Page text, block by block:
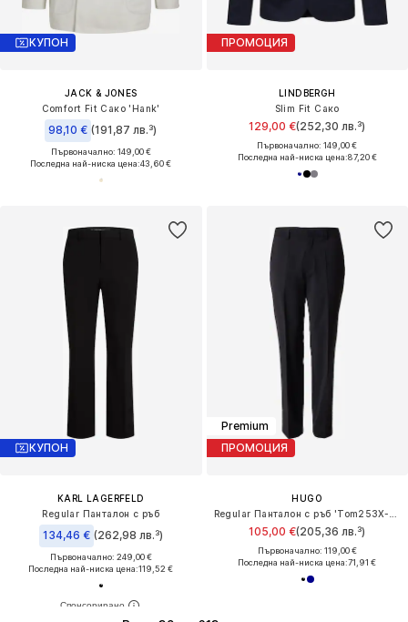
КУПОН
JACK & JONES
Comfort Fit Сако 'Hank'
98,10 € (191,87 лв.³)
Първоначално: 149,00 €
Последна най-ниска цена:43,60 €
ПРОМОЦИЯ
LINDBERGH
Slim Fit Сако
129,00 €(252,30 лв.³)
Първоначално: 149,00 €
Последна най-ниска цена:87,20 €
КУПОН
KARL LAGERFELD
Regular Панталон с ръб
134,46 € (262,98 лв.³)
Първоначално: 249,00 €
Последна най-ниска цена:119,52 €
Premium
ПРОМОЦИЯ
HUGO
105,00 €(205,36 лв.³)
Първоначално: 119,00 €
Последна най-ниска цена:71,91 €